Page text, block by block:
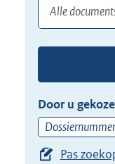
uw
zoekterm
of
in
of
de
pijl
beneden
toets
Door u
Pas